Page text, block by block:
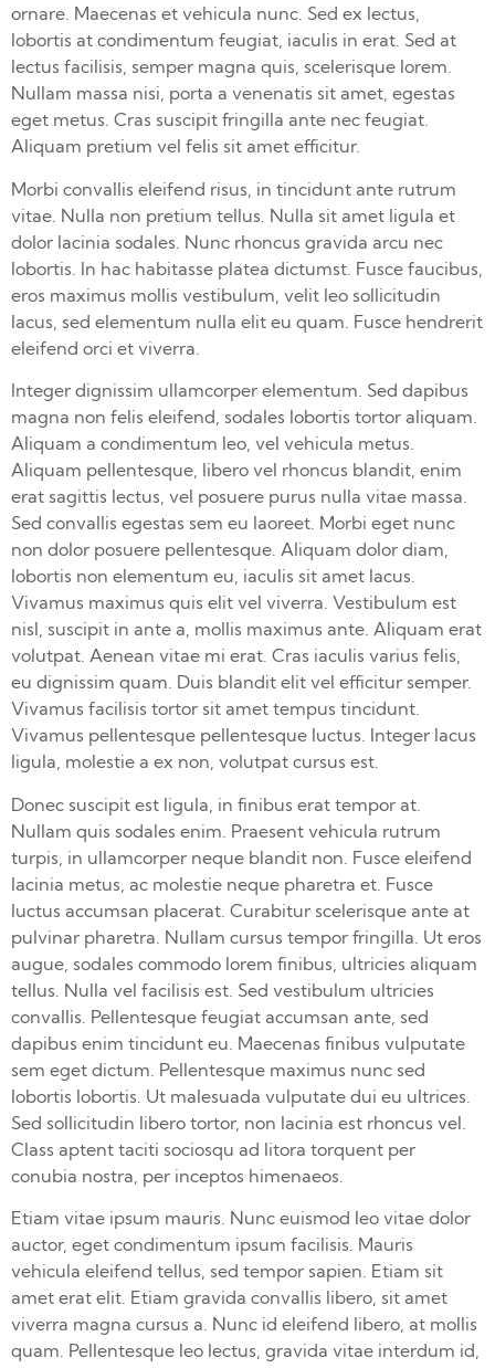
ornare. Maecenas et vehicula nunc. Sed ex lectus,
lobortis at condimentum feugiat, iaculis in erat. Sed at
lectus facilisis, semper magna quis, scelerisque lorem.
Nullam massa nisi, porta a venenatis sit amet, egestas
eget metus. Cras suscipit fringilla ante nec feugiat.
Aliquam pretium vel felis sit amet efficitur.
Morbi convallis eleifend risus, in tincidunt ante rutrum
vitae. Nulla non pretium tellus. Nulla sit amet ligula et
dolor lacinia sodales. Nunc rhoncus gravida arcu nec
lobortis. In hac habitasse platea dictumst. Fusce faucibus,
eros maximus mollis vestibulum, velit leo sollicitudin
lacus, sed elementum nulla elit eu quam. Fusce hendrerit
eleifend orci et viverra.
Integer dignissim ullamcorper elementum. Sed dapibus
magna non felis eleifend, sodales lobortis tortor aliquam.
Aliquam a condimentum leo, vel vehicula metus.
Aliquam pellentesque, libero vel rhoncus blandit, enim
erat sagittis lectus, vel posuere purus nulla vitae massa.
Sed convallis egestas sem eu laoreet. Morbi eget nunc
non dolor posuere pellentesque. Aliquam dolor diam,
lobortis non elementum eu, iaculis sit amet lacus.
Vivamus maximus quis elit vel viverra. Vestibulum est
nisl, suscipit in ante a, mollis maximus ante. Aliquam erat
volutpat. Aenean vitae mi erat. Cras iaculis varius felis,
eu dignissim quam. Duis blandit elit vel efficitur semper.
Vivamus facilisis tortor sit amet tempus tincidunt.
Vivamus pellentesque pellentesque luctus. Integer lacus
ligula, molestie a ex non, volutpat cursus est.
Donec suscipit est ligula, in finibus erat tempor at.
Nullam quis sodales enim. Praesent vehicula rutrum
turpis, in ullamcorper neque blandit non. Fusce eleifend
lacinia metus, ac molestie neque pharetra et. Fusce
luctus accumsan placerat. Curabitur scelerisque ante at
pulvinar pharetra. Nullam cursus tempor fringilla. Ut eros
augue, sodales commodo lorem finibus, ultricies aliquam
tellus. Nulla vel facilisis est. Sed vestibulum ultricies
convallis. Pellentesque feugiat accumsan ante, sed
dapibus enim tincidunt eu. Maecenas finibus vulputate
sem eget dictum. Pellentesque maximus nunc sed
lobortis lobortis. Ut malesuada vulputate dui eu ultrices.
Sed sollicitudin libero tortor, non lacinia est rhoncus vel.
Class aptent taciti sociosqu ad litora torquent per
conubia nostra, per inceptos himenaeos.
Etiam vitae ipsum mauris. Nunc euismod leo vitae dolor
auctor, eget condimentum ipsum facilisis. Mauris
vehicula eleifend tellus, sed tempor sapien. Etiam sit
amet erat elit. Etiam gravida convallis libero, sit amet
viverra magna cursus a. Nunc id eleifend libero, at mollis
quam. Pellentesque leo lectus, gravida vitae interdum id,